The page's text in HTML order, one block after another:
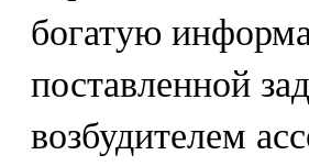
богатую
поставленной
возбудителем